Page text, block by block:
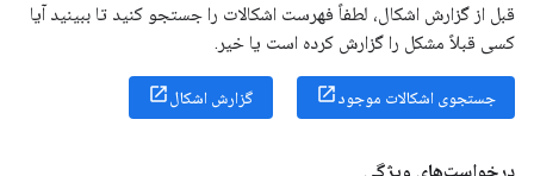
قبل از گزارش اشکال، لطفاً فهرست اشکالات را جستجو کنید تا ببینید آیا
کسی قبلاً مشکل را گزارش کرده است یا خیر.
جستجوی اشکالات موجود گزارش اشکال
درخواست‌های ویژگی